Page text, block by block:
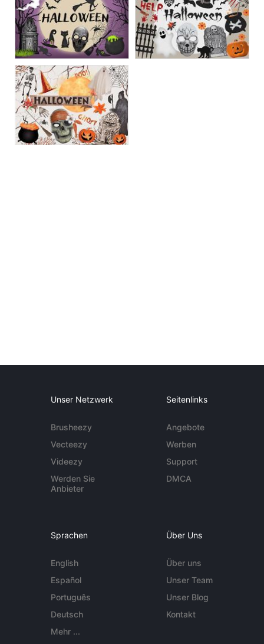
Unser Netzwerk
Brusheezy
Vecteezy
Videezy
Werden Sie
Anbieter
Seitenlinks
Angebote
Werben
Support
DMCA
Sprachen
English
Español
Português
Deutsch
Mehr ...
Über Uns
Über uns
Unser Team
Unser Blog
Kontakt